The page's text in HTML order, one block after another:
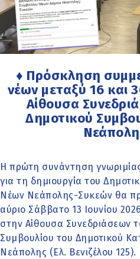
♦ Πρόσκληση
νέων μεταξύ 16 και
Αίθουσα
Δημοτικού
Νεάπολη
Η πρώτη συνάντηση
για τη δημιουργία του
Νέων Νεάπολης-Συκεών θα
αύριο Σάββατο 13 Ιουνίου
στην Αίθουσα Συνεδριάσεων
Συμβουλίου του Δημοτικού
Νεάπολης (Ελ. Βενιζέλου 125).